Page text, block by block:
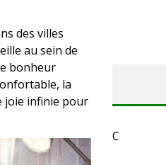
des villes
au sein de
bonheur
la
joie infinie pour
C